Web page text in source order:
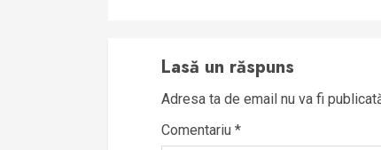
Lasă un răspuns
Adresa ta de email nu va fi
Comentariu *